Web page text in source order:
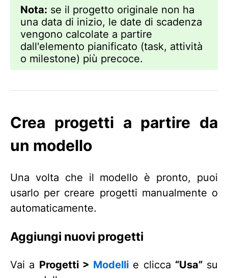
Nota: se il progetto originale non ha
una data di inizio, le date di scadenza
vengono calcolate a partire
dall'elemento pianificato (task, attività
o milestone) più precoce.
Crea progetti a partire da
un modello
Una volta che il modello è pronto, puoi
usarlo per creare progetti manualmente o
automaticamente.
Aggiungi nuovi progetti
Vai a Progetti > Modelli e clicca “Usa”su